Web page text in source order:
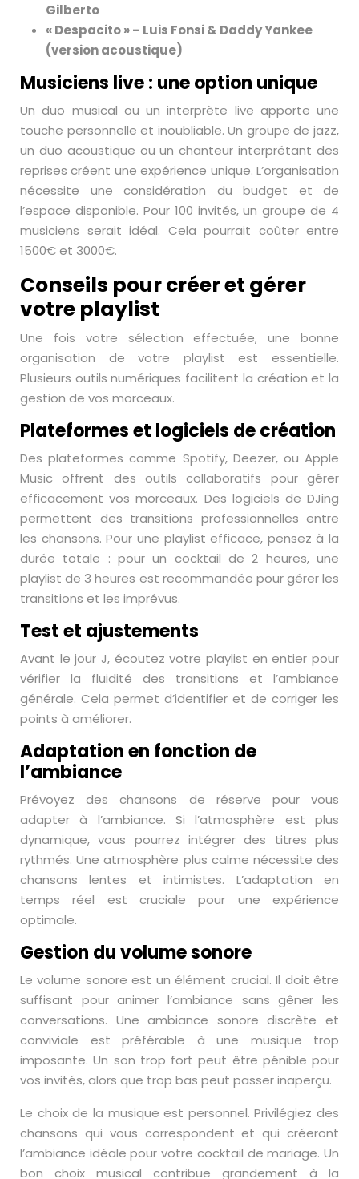
Gilberto
« Despacito » – Luis Fonsi & Daddy Yankee
(version acoustique)
Musiciens live : une option unique
Un duo musical ou un interprète live apporte une
touche personnelle et inoubliable. Un groupe de jazz,
un duo acoustique ou un chanteur interprétant des
reprises créent une expérience unique. L’organisation
nécessite une considération du budget et de
l’espace disponible. Pour 100 invités, un groupe de 4
musiciens serait idéal. Cela pourrait coûter entre
1500€ et 3000€.
Conseils pour créer et gérer
votre playlist
Une fois votre sélection effectuée, une bonne
organisation de votre playlist est essentielle.
Plusieurs outils numériques facilitent la création et la
gestion de vos morceaux.
Plateformes et logiciels de création
Des plateformes comme Spotify, Deezer, ou Apple
Music offrent des outils collaboratifs pour gérer
efficacement vos morceaux. Des logiciels de DJing
permettent des transitions professionnelles entre
les chansons. Pour une playlist efficace, pensez à la
durée totale : pour un cocktail de 2 heures, une
playlist de 3 heures est recommandée pour gérer les
transitions et les imprévus.
Test et ajustements
Avant le jour J, écoutez votre playlist en entier pour
vérifier la fluidité des transitions et l’ambiance
générale. Cela permet d’identifier et de corriger les
points à améliorer.
Adaptation en fonction de
l’ambiance
Prévoyez des chansons de réserve pour vous
adapter à l’ambiance. Si l’atmosphère est plus
dynamique, vous pourrez intégrer des titres plus
rythmés. Une atmosphère plus calme nécessite des
chansons lentes et intimistes. L’adaptation en
temps réel est cruciale pour une expérience
optimale.
Gestion du volume sonore
Le volume sonore est un élément crucial. Il doit être
suffisant pour animer l’ambiance sans gêner les
conversations. Une ambiance sonore discrète et
conviviale est préférable à une musique trop
imposante. Un son trop fort peut être pénible pour
vos invités, alors que trop bas peut passer inaperçu.
Le choix de la musique est personnel. Privilégiez des
chansons qui vous correspondent et qui créeront
l’ambiance idéale pour votre cocktail de mariage. Un
bon choix musical contribue grandement à la